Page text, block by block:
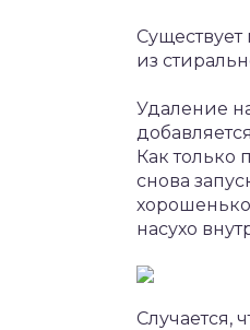
из
Удаление
Как только
снова
насухо
Случается,